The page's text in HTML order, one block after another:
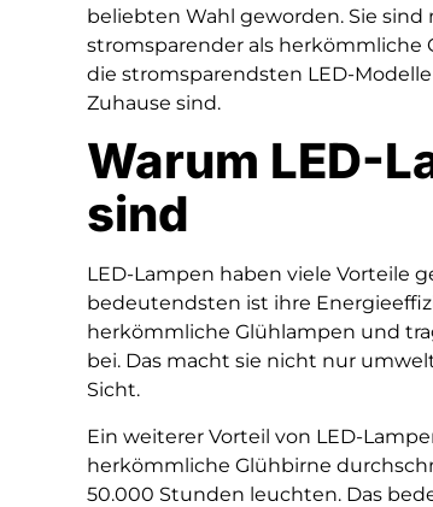
beliebten Wahl geworden. Sie
stromsparender als herkömmliche
die stromsparendsten LED-
Zuhause sind.
Warum LED-
sind
LED-Lampen haben viele Vorteile
bedeutendsten ist ihre
herkömmliche Glühlampen und
bei. Das macht sie nicht nur
Sicht.
Ein weiterer Vorteil von LED-
herkömmliche Glühbirne
50.000 Stunden leuchten. Das